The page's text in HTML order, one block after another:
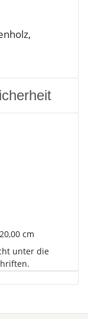
cm
unter die